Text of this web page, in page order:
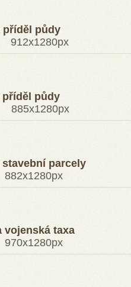
příděl půdy
příděl půdy
parcely
vojenská taxa